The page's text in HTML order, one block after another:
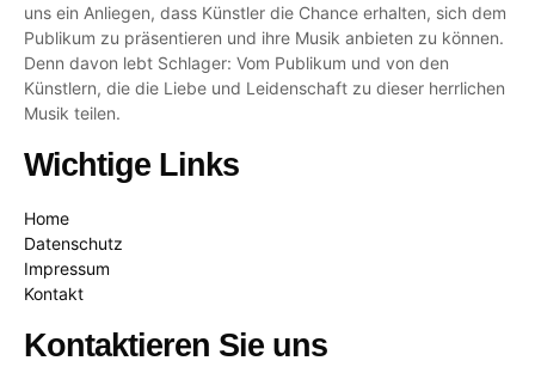
uns ein Anliegen, dass Künstler die Chance erhalten, sich dem
Publikum zu präsentieren und ihre Musik anbieten zu können.
Denn davon lebt Schlager: Vom Publikum und von den
Künstlern, die die Liebe und Leidenschaft zu dieser herrlichen
Musik teilen.
Wichtige Links
Home
Datenschutz
Impressum
Kontakt
Kontaktieren Sie uns